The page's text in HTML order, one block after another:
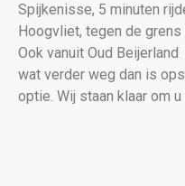
Spijkenisse, 5 minuten
Hoogvliet, tegen de grens
Ook vanuit Oud
wat verder weg dan is
optie. Wij staan klaar om